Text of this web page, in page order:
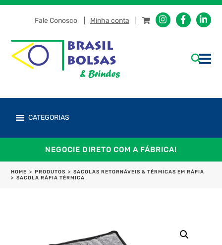
Fale Conosco Minha conta
CATEGORIAS
NEGOCIE DIRETO COM A FÁBRICA!
HOME > PRODUTOS > SACOLAS RETORNÁVEIS & TÉRMICAS EM RÁFIA
> SACOLA RÁFIA TÉRMICA